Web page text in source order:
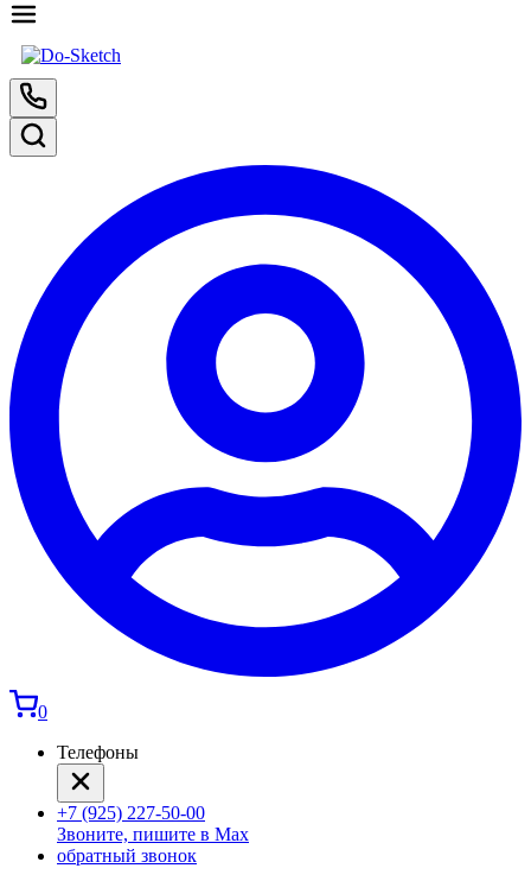
0
Телефоны
+7 (925) 227-50-00
Звоните, пишите в Max
обратный звонок